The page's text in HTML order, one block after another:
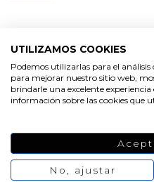
AÑADIR
UTILIZAMOS COOKIES
Podemos utilizarlas para el análisis
para mejorar nuestro sitio web,
brindarle una excelente
información sobre las cookies que
No, ajustar